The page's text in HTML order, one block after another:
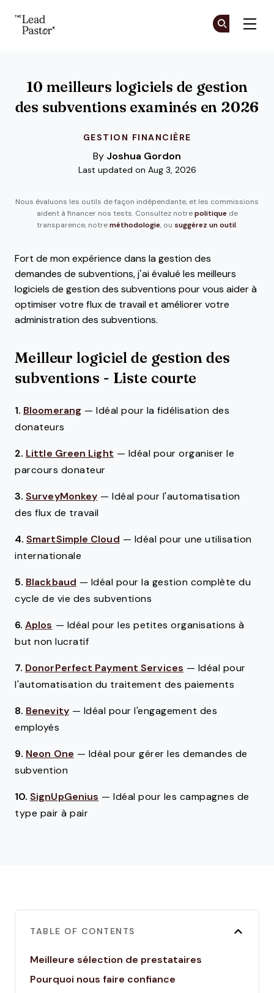
GESTION FINANCIÈRE
10 meilleurs logiciels de gestion
des subventions examinés en 2026
By Joshua Gordon
Last updated on Aug 3, 2026
Nous évaluons les outils de façon indépendante, et les commissions
aident à financer nos tests. Consultez notre politiquede
transparence, notre méthodologie, ou suggérez un outil.
Fort de mon expérience dans la gestion des
demandes de subventions, j’ai évalué les meilleurs
logiciels de gestion des subventions pour vous aider à
optimiser votre flux de travail et améliorer votre
administration des subventions.
Meilleur logiciel de gestion des
subventions - Liste courte
1. Bloomerang — Idéal pour la fidélisation des
donateurs
2. Little Green Light — Idéal pour organiser le
parcours donateur
3. SurveyMonkey —Idéal pour l'automatisation
des flux de travail
4. SmartSimple Cloud — Idéal pour une utilisation
internationale
5. Blackbaud — Idéal pour la gestion complète du
cycle de vie des subventions
6. Aplos — Idéal pour les petites organisations à
but non lucratif
7. DonorPerfect Payment Services — Idéal pour
l'automatisation du traitement des paiements
8. Benevity — Idéal pour l'engagement des
employés
9. Neon One — Idéal pour gérer les demandes de
subvention
10. SignUpGenius —Idéal pour les campagnes de
type pair à pair
TABLE OF CONTENTS
Meilleure sélection de prestataires
Pourquoi nous faire confiance